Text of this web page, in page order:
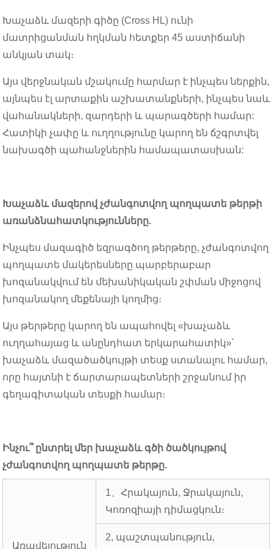
Խաչաձև մազերի գիծը (Cross HL) ունի
մատրիցանման հղկման հետքեր 45 աստիճանի
անկյան տակ։
Այս վերջնական մշակումը հարմար է ինչպես ներքին,
այնպես էլ արտաքին աշխատանքների, ինչպես նաև
վահանակների, զարդերի և պարագծերի համար:
Հատիկի չափը և ուղղությունը կարող են ճշգրտվել
նախագծի պահանջներին համապատասխան:
Խաչաձև մազերով չժանգոտվող պողպատե թերթի
առանձնահատկությունները.
Ինչպես մազագիծ եզրագծող թերթերը, չժանգոտվող
պողպատե մակերեսները պարբերաբար
խոզանակվում են մեխանիկական շփման միջոցով
խոզանակող մեքենայի կողմից։
Այս թերթերը կարող են ապահովել «խաչաձև
ուղղահայաց և անընդհատ երկարահատիկ»՝
խաչաձև մազածածկույթի տեսք ստանալու համար,
որը հայտնի է ճարտարապետների շրջանում իր
գեղագիտական ​​տեսքի համար։
Ինչու՞ ընտրել մեր խաչաձև գծի ծածկույթով
չժանգոտվող պողպատե թերթը.
Առավելություն
1、Հրակայուն, Ջրակայուն,
Կոռոզիայի դիմացկուն։
2, պաշտպանություն,